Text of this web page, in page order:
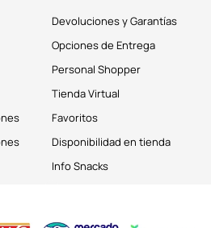
Devoluciones y Garantías
Opciones de Entrega
Personal Shopper
Tienda Virtual
Favoritos
Disponibilidad en tienda
Info Snacks